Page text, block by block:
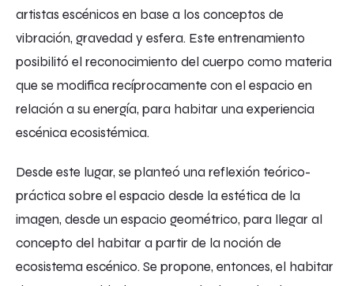
artistas escénicos en base a los conceptos de
vibración, gravedad y esfera. Este entrenamiento
posibilitó el reconocimiento del cuerpo como materia
que se modifica recíprocamente con el espacio en
relación a su energía, para habitar una experiencia
escénica ecosistémica.
Desde este lugar, se planteó una reflexión teórico-
práctica sobre el espacio desde la estética de la
imagen, desde un espacio geométrico, para llegar al
concepto del habitar a partir de la noción de
ecosistema escénico. Se propone, entonces, el habitar